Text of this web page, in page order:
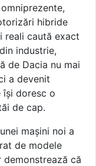
hibride
reali caută exact
industrie,
de Dacia nu mai
a devenit
își doresc o
de cap.
mașini noi a
de modele
demonstrează că